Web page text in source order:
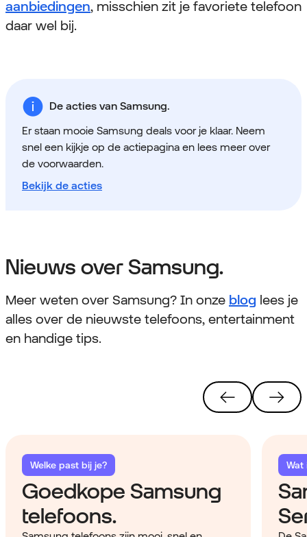
aanbiedingen, misschien zit je favoriete telefoon
daar wel bij.
De acties van Samsung.
Er staan mooie Samsung deals voor je klaar. Neem
snel een kijkje op de actiepagina en lees meer over
de voorwaarden.
Bekijk de acties
Nieuws over Samsung.
Meer weten over Samsung? In onze blog lees je
alles over de nieuwste telefoons, entertainment
en handige tips.
Welke past bij je?
Goedkope Samsung
telefoons.
Wat